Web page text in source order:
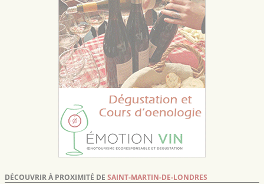
DÉCOUVRIR À PROXIMITÉ DE SAINT-MARTIN-DE-LONDRES